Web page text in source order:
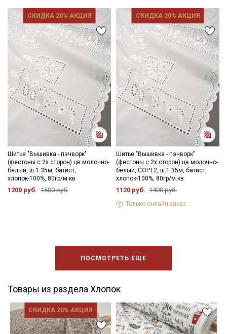
СКИДКА 20% АКЦИЯ
Шитье "Вышивка - пэчворк"
(фестоны с 2х сторон) цв.молочно-
белый, ш.1.35м, батист,
хлопок-100%, 80гр/м.кв
1200 руб. 1500 руб.
СКИДКА 20% АКЦИЯ
Шитье "Вышивка - пэчворк"
(фестоны с 2х сторон) цв.молочно-
белый, СОРТ2, ш.1.35м, батист,
хлопок-100%, 80гр/м.кв
1120 руб. 1400 руб.
Только онлайн-заказ
ПОСМОТРЕТЬ ЕЩЕ
Товары из раздела Хлопок
СКИДКА 20% АКЦИЯ